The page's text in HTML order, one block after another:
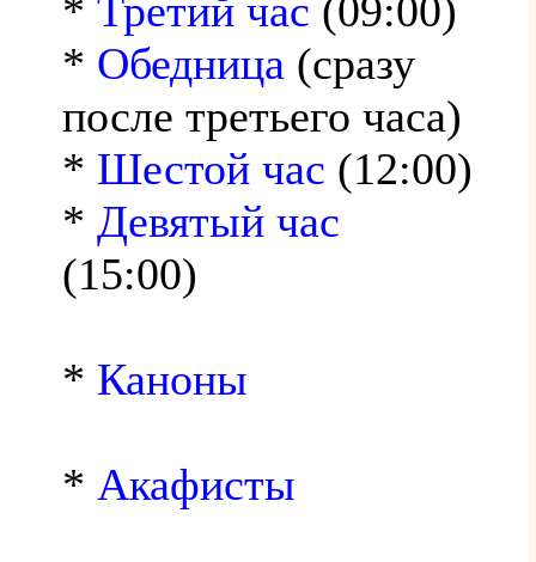
* Третий час (09:00)
* Обедница (сразу
после третьего часа)
* Шестой час (12:00)
* Девятый час
(15:00)
* Каноны
* Акафисты